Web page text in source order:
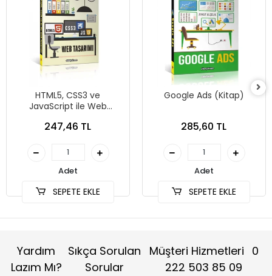
HTML5, CSS3 ve
JavaScript ile Web
247,46 TL
Adet
SEPETE EKLE
Google Ads (Kitap)
285,60 TL
Adet
SEPETE EKLE
Yardım
Lazım Mı?
Sıkça Sorulan
Sorular
Müşteri Hizmetleri 0
222 503 85 09